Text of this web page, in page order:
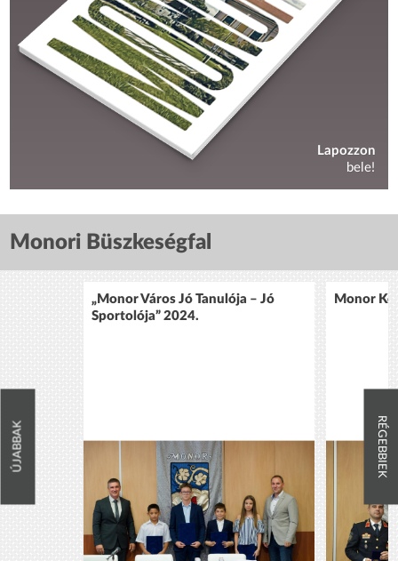
Lapozzon
bele!
Monori Büszkeségfal
ÚJABBAK
„Monor Város Jó Tanulója – Jó
Sportolója” 2024.
Monor
RÉGEBBIEK